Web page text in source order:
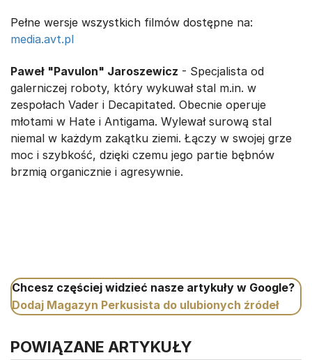
Pełne wersje wszystkich filmów dostępne na:
media.avt.pl
Paweł "Pavulon" Jaroszewicz - Specjalista od
galerniczej roboty, który wykuwał stal m.in. w
zespołach Vader i Decapitated. Obecnie operuje
młotami w Hate i Antigama. Wylewał surową stal
niemal w każdym zakątku ziemi. Łączy w swojej grze
moc i szybkość, dzięki czemu jego partie bębnów
brzmią organicznie i agresywnie.
Chcesz częściej widzieć nasze artykuły w Google?
Dodaj Magazyn Perkusista do ulubionych źródeł
POWIĄZANE ARTYKUŁY